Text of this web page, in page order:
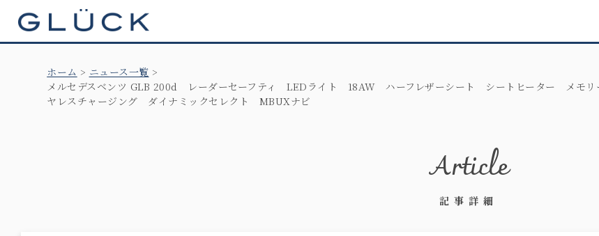
ホーム
ニュース一覧
メルセデスベンツ GLB 200d レーダーセーフティ LEDライト 18AW ハーフレザーシート シートヒーター メモリ
ヤレスチャージング ダイナミックセレクト MBUXナビ
Article
記事詳細